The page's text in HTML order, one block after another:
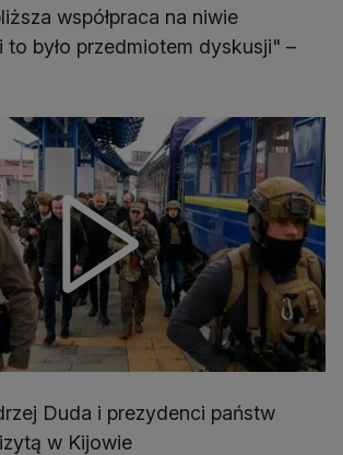
współpraca na niwie
to było przedmiotem dyskusji" –
Duda i prezydenci państw
w Kijowie